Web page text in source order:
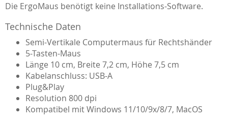
Die ErgoMaus benötigt keine Installations-Software.
Technische Daten
Semi-Vertikale Computermaus für Rechtshänder
5-Tasten-Maus
Länge 10 cm, Breite 7,2 cm, Höhe 7,5 cm
Kabelanschluss: USB-A
Plug&Play
Resolution 800 dpi
Kompatibel mit Windows 11/10/9x/8/7, MacOS